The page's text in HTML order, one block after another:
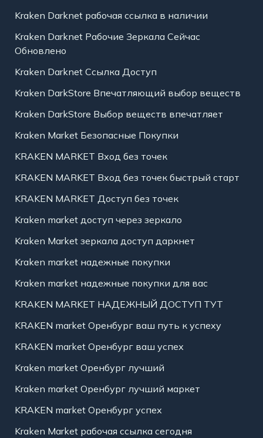
Kraken Darknet рабочая ссылка в наличии
Kraken Darknet Рабочие Зеркала Сейчас
Обновлено
Kraken Darknet Ссылка Доступ
Kraken DarkStore Впечатляющий выбор веществ
Kraken DarkStore Выбор веществ впечатляет
Kraken Market Безопасные Покупки
KRAKEN MARKET Вход без точек
KRAKEN MARKET Вход без точек быстрый старт
KRAKEN MARKET Доступ без точек
Kraken market доступ через зеркало
Kraken Market зеркала доступ даркнет
Kraken market надежные покупки
Kraken market надежные покупки для вас
KRAKEN MARKET НАДЕЖНЫЙ ДОСТУП ТУТ
KRAKEN market Оренбург ваш путь к успеху
KRAKEN market Оренбург ваш успех
Kraken market Оренбург лучший
Kraken market Оренбург лучший маркет
KRAKEN market Оренбург успех
Kraken Market рабочая ссылка сегодня